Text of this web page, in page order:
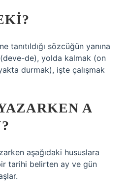
tanıtıldığı sözcüğün yanına
de), yolda kalmak (on
durmak), işte çalışmak
A
aşağıdaki hususlara
tarihi belirten ay ve gün